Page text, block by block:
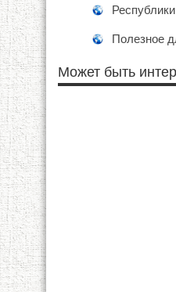
Полезное
Может быть